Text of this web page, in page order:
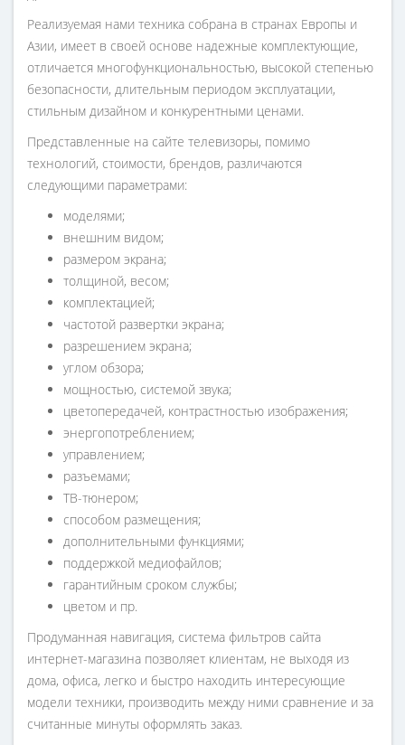
Реализуемая нами техника собрана в странах Европы и
Азии, имеет в своей основе надежные комплектующие,
отличается многофункциональностью, высокой степенью
безопасности, длительным периодом эксплуатации,
стильным дизайном и конкурентными ценами.
Представленные на сайте телевизоры, помимо
технологий, стоимости, брендов, различаются
следующими параметрами:
моделями;
внешним видом;
размером экрана;
толщиной, весом;
комплектацией;
частотой развертки экрана;
разрешением экрана;
углом обзора;
мощностью, системой звука;
цветопередачей, контрастностью изображения;
энергопотреблением;
управлением;
разъемами;
ТВ-тюнером;
способом размещения;
дополнительными функциями;
поддержкой медиофайлов;
гарантийным сроком службы;
цветом и пр.
Продуманная навигация, система фильтров сайта
интернет-магазина позволяет клиентам, не выходя из
дома, офиса, легко и быстро находить интересующие
модели техники, производить между ними сравнение и за
считанные минуты оформлять заказ.